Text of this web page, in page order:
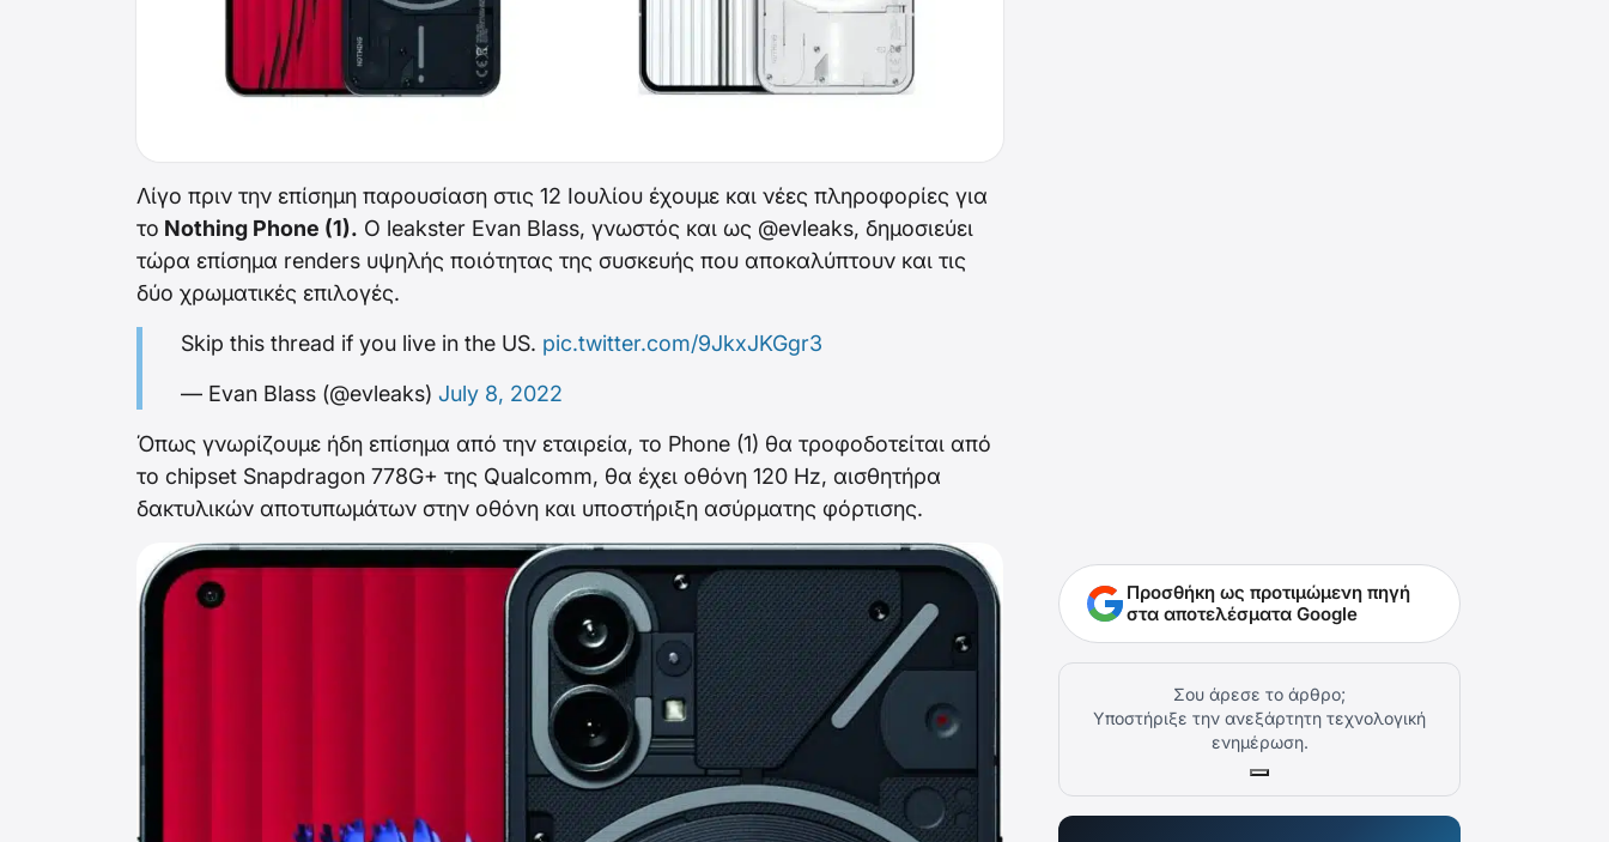
Λίγο πριν την επίσημη παρουσίαση στις 12 Ιουλίου έχουμε και νέες πληροφορίες για
το Nothing Phone (1). O leakster Evan Blass, γνωστός και ως @evleaks, δημοσιεύει
τώρα επίσημα renders υψηλής ποιότητας της συσκευής που αποκαλύπτουν και τις
δύο χρωματικές επιλογές.
Skip this thread if you live in the US. pic.twitter.com/9JkxJKGgr3
— Evan Blass (@evleaks) July 8, 2022
Όπως γνωρίζουμε ήδη επίσημα από την εταιρεία, το Phone (1) θα τροφοδοτείται από
το chipset Snapdragon 778G+ της Qualcomm, θα έχει οθόνη 120 Hz, αισθητήρα
δακτυλικών αποτυπωμάτων στην οθόνη και υποστήριξη ασύρματης φόρτισης.
Προσθήκη ως προτιμώμενη πηγή
στα αποτελέσματα Google
Σου άρεσε το άρθρο;
Υποστήριξε την ανεξάρτητη τεχνολογική
ενημέρωση.